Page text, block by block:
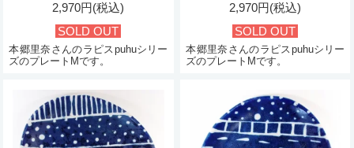
2,970円(税込)
SOLD OUT
本郷里奈さんのラピスpuhuシリー
ズのプレートMです。
2,970円(税込)
SOLD OUT
本郷里奈さんのラピスpuhuシリー
ズのプレートMです。